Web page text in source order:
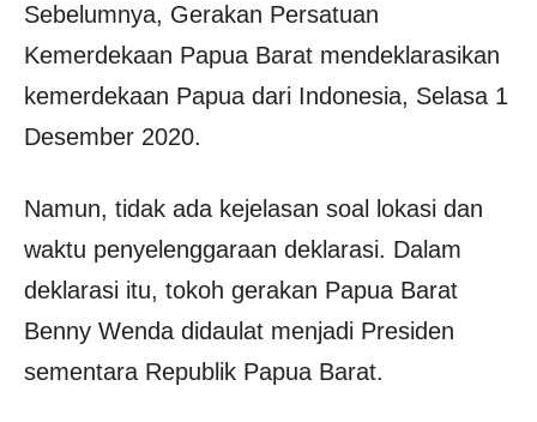
Sebelumnya, Gerakan Persatuan
Kemerdekaan Papua Barat mendeklarasikan
kemerdekaan Papua dari Indonesia, Selasa 1
Desember 2020.
Namun, tidak ada kejelasan soal lokasi dan
waktu penyelenggaraan deklarasi. Dalam
deklarasi itu, tokoh gerakan Papua Barat
Benny Wenda didaulat menjadi Presiden
sementara Republik Papua Barat.